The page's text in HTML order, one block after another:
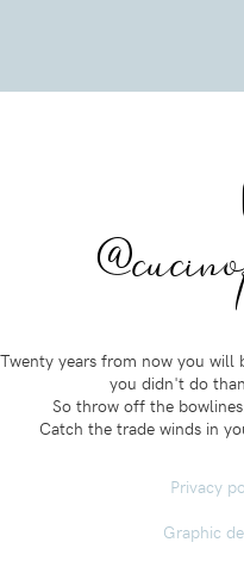
Twenty years from now you will
you didn't do
So throw off the
Catch the trade winds in
Privacy
Graphic